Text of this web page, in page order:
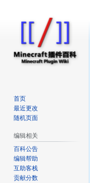
首页
最近更改
随机页面
编辑相关
百科公告
编辑帮助
互助客栈
贡献分数